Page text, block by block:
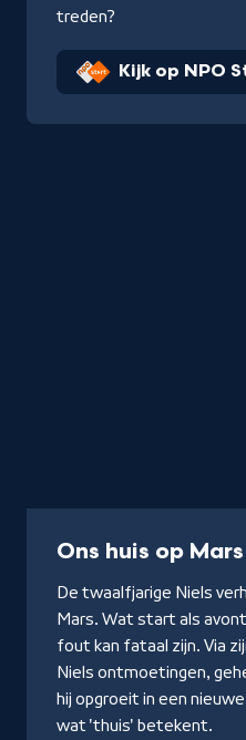
treden?
Kijk op NPO
Ons huis op Mars
De twaalfjarige Niels
Mars. Wat start als
fout kan fataal zijn. Via
Niels ontmoetingen,
hij opgroeit in een
wat 'thuis' betekent.